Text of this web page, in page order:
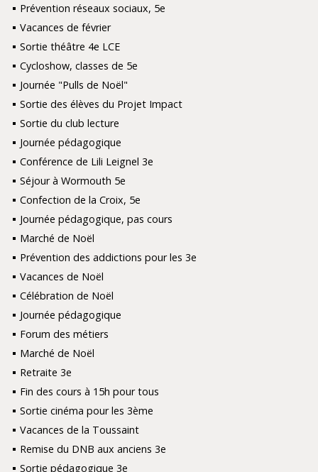
Prévention réseaux sociaux, 5e
Vacances de février
Sortie théâtre 4e LCE
Cycloshow, classes de 5e
Journée "Pulls de Noël"
Sortie des élèves du Projet Impact
Sortie du club lecture
Journée pédagogique
Conférence de Lili Leignel 3e
Séjour à Wormouth 5e
Confection de la Croix, 5e
Journée pédagogique, pas cours
Marché de Noël
Prévention des addictions pour les 3e
Vacances de Noël
Célébration de Noël
Journée pédagogique
Forum des métiers
Marché de Noël
Retraite 3e
Fin des cours à 15h pour tous
Sortie cinéma pour les 3ème
Vacances de la Toussaint
Remise du DNB aux anciens 3e
Sortie pédagogique 3e